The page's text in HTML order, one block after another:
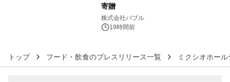
寄贈
株式会社バブル
19時間前
トップ フード・飲食のプレスリリース一覧 ミクシオホー